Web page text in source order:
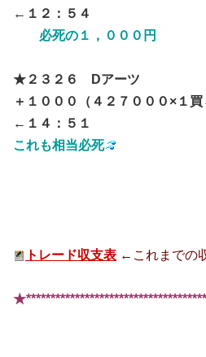
←１２：５４
必死の１，０００円
★２３２６ Dアーツ
＋１０００（４２７０００×１
←１４：５１
これも相当必死
トレード収支表 ←これまでの